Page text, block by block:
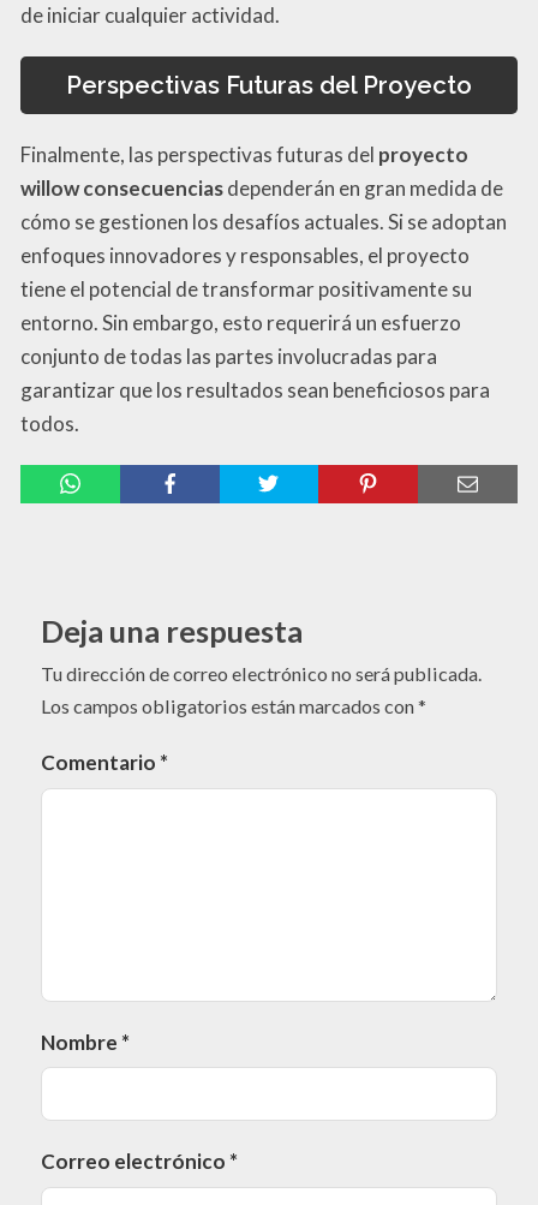
de iniciar cualquier actividad.
Perspectivas Futuras del Proyecto
Finalmente, las perspectivas futuras del proyecto
willow consecuenciasdependerán en gran medida de
cómo se gestionen los desafíos actuales. Si se adoptan
enfoques innovadores y responsables, el proyecto
tiene el potencial de transformar positivamente su
entorno. Sin embargo, esto requerirá un esfuerzo
conjunto de todas las partes involucradas para
garantizar que los resultados sean beneficiosos para
todos.
Deja una respuesta
Tu dirección de correo electrónico no será publicada.
Los campos obligatorios están marcados con*
Comentario *
Nombre *
Correo electrónico *